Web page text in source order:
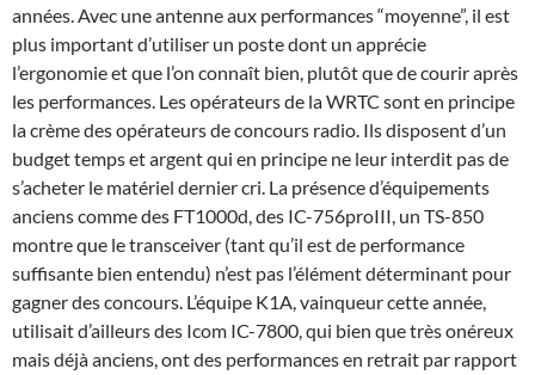
années. Avec une antenne aux performances “moyenne”, il est
plus important d’utiliser un poste dont un apprécie
l’ergonomie et que l’on connaît bien, plutôt que de courir après
les performances. Les opérateurs de la WRTC sont en principe
la crème des opérateurs de concours radio. Ils disposent d’un
budget temps et argent qui en principe ne leur interdit pas de
s’acheter le matériel dernier cri. La présence d’équipements
anciens comme des FT1000d, des IC-756proIII, un TS-850
montre que le transceiver (tant qu’il est de performance
suffisante bien entendu) n’est pas l’élément déterminant pour
gagner des concours. L’équipe K1A, vainqueur cette année,
utilisait d’ailleurs des Icom IC-7800, qui bien que très onéreux
mais déjà anciens, ont des performances en retrait par rapport